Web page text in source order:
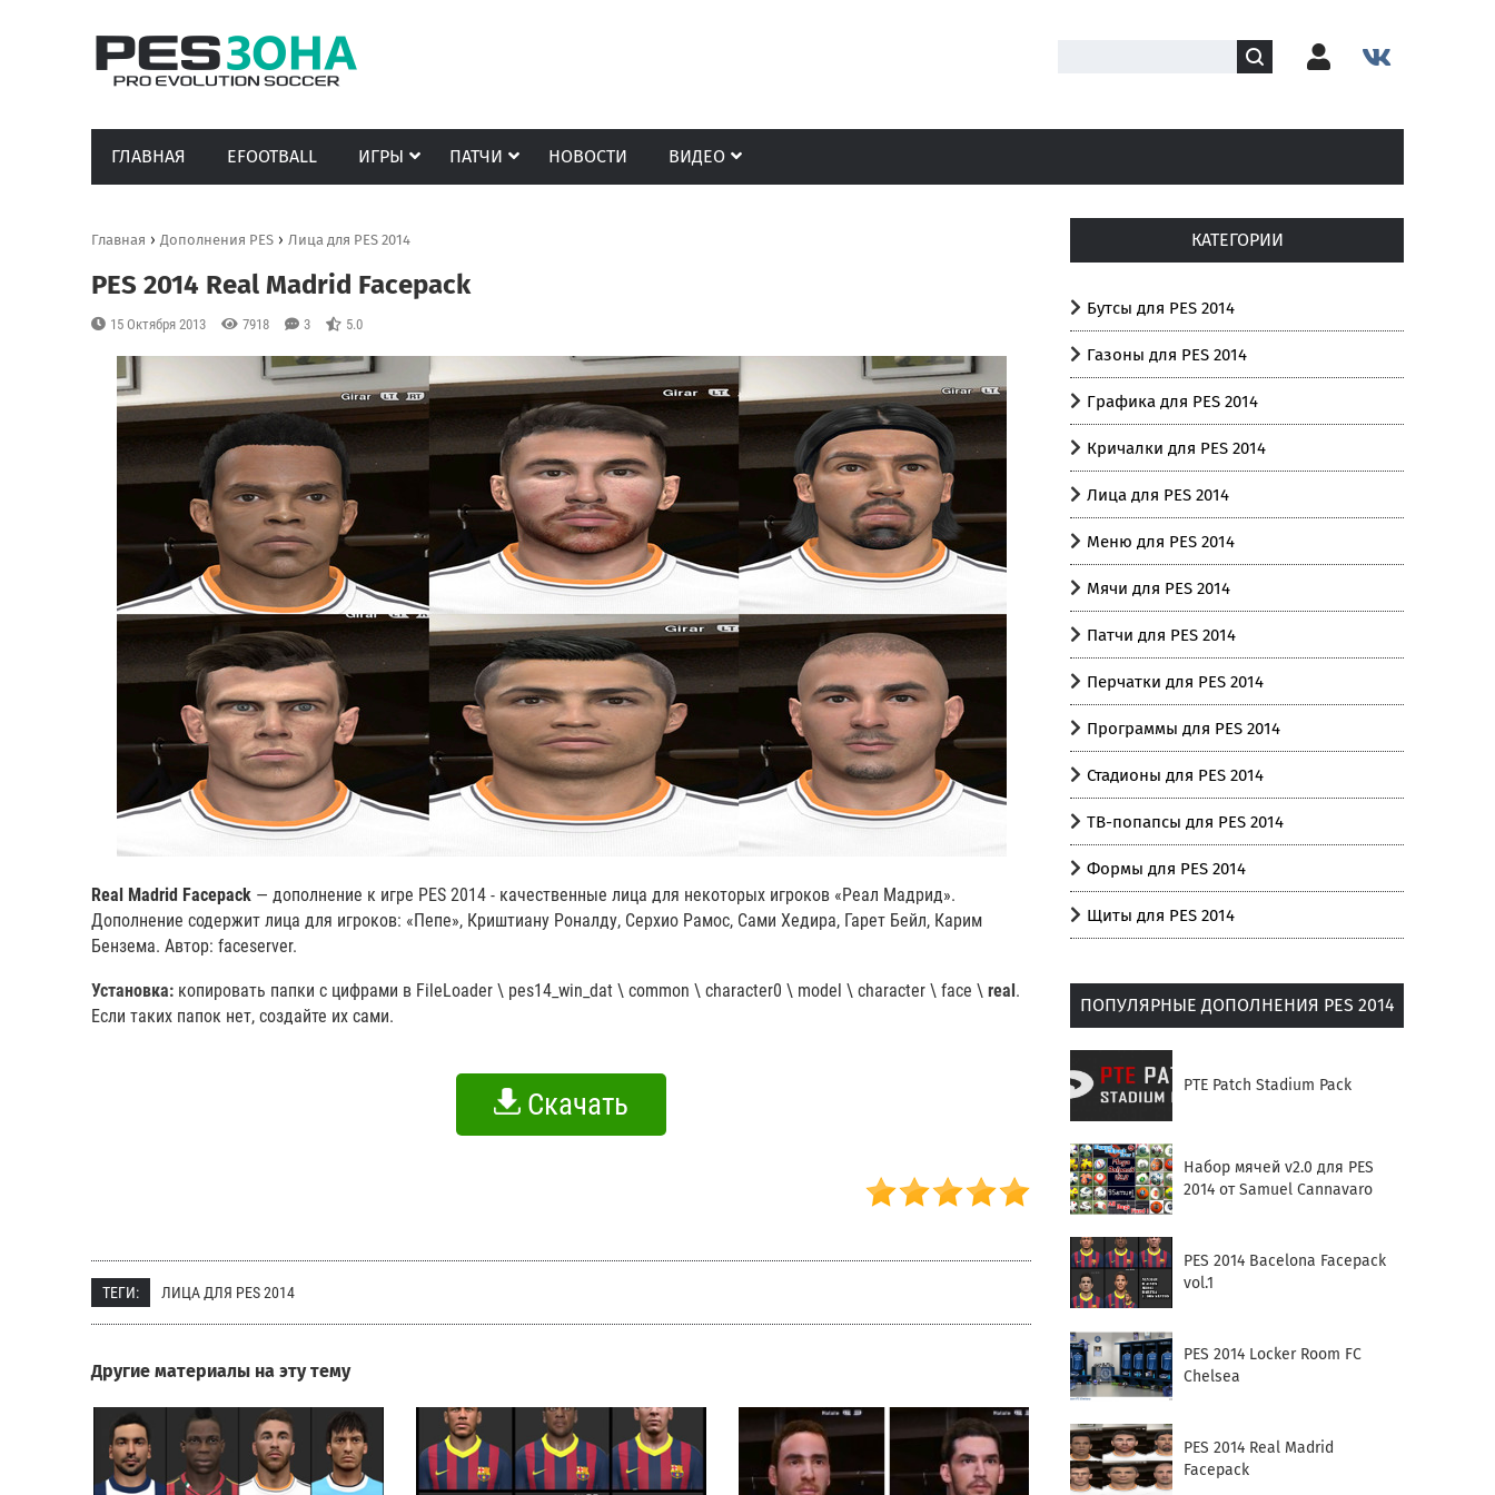
ГЛАВНАЯ EFOOTBALL ИГРЫ ПАТЧИ НОВОСТИ ВИДЕО
Главная › Дополнения PES › Лица для PES 2014
PES 2014 Real Madrid Facepack
15 Октября 2013 7918 3 5.0
Real Madrid Facepack — дополнение к игре PES 2014 - качественные лица для некоторых игроков «Реал Мадрид».
Дополнение содержит лица для игроков: «Пепе», Криштиану Роналду, Серхио Рамос, Сами Хедира, Гарет Бейл, Карим
Бензема. Автор: faceserver.
Установка: копировать папки с цифрами в FileLoader \ pes14_win_dat \ common \ character0 \ model \ character \ face \ real.
Если таких папок нет, создайте их сами.
Скачать
ТЕГИ: ЛИЦА ДЛЯ PES 2014
Другие материалы на эту тему
КАТЕГОРИИ
Бутсы для PES 2014
Газоны для PES 2014
Графика для PES 2014
Кричалки для PES 2014
Лица для PES 2014
Меню для PES 2014
Мячи для PES 2014
Патчи для PES 2014
Перчатки для PES 2014
Программы для PES 2014
Стадионы для PES 2014
ТВ-попапсы для PES 2014
Формы для PES 2014
Щиты для PES 2014
ПОПУЛЯРНЫЕ ДОПОЛНЕНИЯ PES 2014
PTE Patch Stadium Pack
Набор мячей v2.0 для PES
2014 от Samuel Cannavaro
PES 2014 Bacelona Facepack
vol.1
PES 2014 Locker Room FC
Chelsea
PES 2014 Real Madrid
Facepack